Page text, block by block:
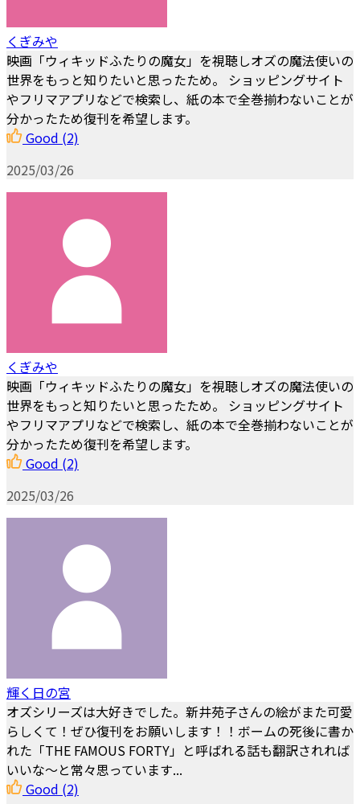
くぎみや
映画「ウィキッドふたりの魔女」を視聴しオズの魔法使いの
世界をもっと知りたいと思ったため。 ショッピングサイト
やフリマアプリなどで検索し、紙の本で全巻揃わないことが
分かったため復刊を希望します。
Good (2)
2025/03/26
くぎみや
映画「ウィキッドふたりの魔女」を視聴しオズの魔法使いの
世界をもっと知りたいと思ったため。 ショッピングサイト
やフリマアプリなどで検索し、紙の本で全巻揃わないことが
分かったため復刊を希望します。
Good (2)
2025/03/26
輝く日の宮
オズシリーズは大好きでした。新井苑子さんの絵がまた可愛
らしくて！ぜひ復刊をお願いします！！ボームの死後に書か
れた「THE FAMOUS FORTY」と呼ばれる話も翻訳されれば
いいな～と常々思っています...
Good (2)